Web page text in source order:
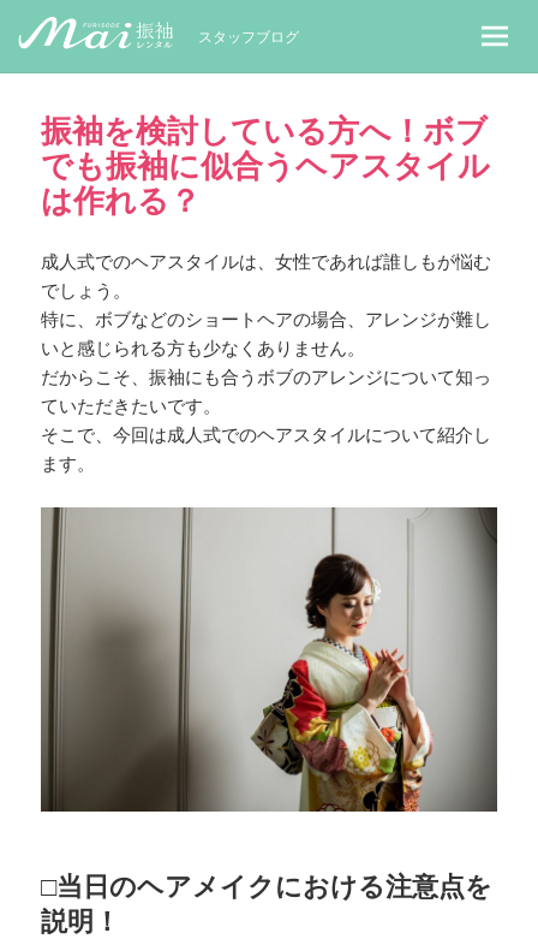
MaiレンタルBLOG｜Maiで成人式振袖
スタッフブログ
振袖を検討している方へ！ボブ
でも振袖に似合うヘアスタイル
は作れる？
成人式でのヘアスタイルは、女性であれば誰しもが悩む
でしょう。
特に、ボブなどのショートヘアの場合、アレンジが難し
いと感じられる方も少なくありません。
だからこそ、振袖にも合うボブのアレンジについて知っ
ていただきたいです。
そこで、今回は成人式でのヘアスタイルについて紹介し
ます。
□当日のヘアメイクにおける注意点を
説明！